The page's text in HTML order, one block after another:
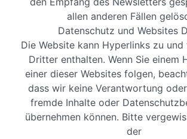
allen anderen Fällen
Datenschutz und Websites
Die Website kann Hyperlinks zu und
Dritter enthalten. Wenn Sie einem
einer dieser Websites folgen,
dass wir keine Verantwortung
fremde Inhalte oder
übernehmen können. Bitte
der